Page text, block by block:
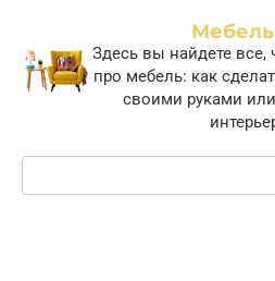
контенту
Здесь вы найдете все,
про мебель: как
своими руками
Поиск: